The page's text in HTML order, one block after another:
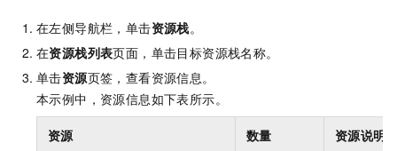
在左侧导航栏，单击资源栈。
在资源栈列表页面，单击目标资源栈名称。
单击资源页签，查看资源信息。
本示例中，资源信息如下表所示。
资源 数量 资源说明